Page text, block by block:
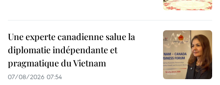
Une experte canadienne salue la
diplomatie indépendante et
pragmatique du Vietnam
07/08/2026 07:54